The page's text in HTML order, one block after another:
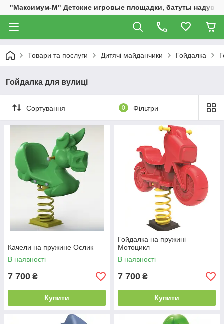
"Максимум-М" Детские игровые площадки, батуты
Товари та послуги Дитячі майданчики Гойдалка
Гойдалка для вулиці
Сортування 0 Фільтри
Качели на пружине Ослик
В наявності
7 700 ₴
Купити
Гойдалка на пружині
Мотоцикл
В наявності
7 700 ₴
Купити